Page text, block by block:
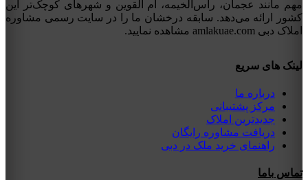
مهم مانند عجمان، راس‌الخیمه، ام القوین و شهرهای کوچک‌تر این
کشور ارائه می‌دهد. سابقه درخشان ما را در سایت رسمی مشاوره
املاک دبی amlakuae.com مشاهده نمایید.
لینک های سریع
درباره ما
مرکز پشتیبانی
جدیدترین املاک
دریافت مشاوره رایگان
راهنمای خرید ملک در دبی
تماس باما